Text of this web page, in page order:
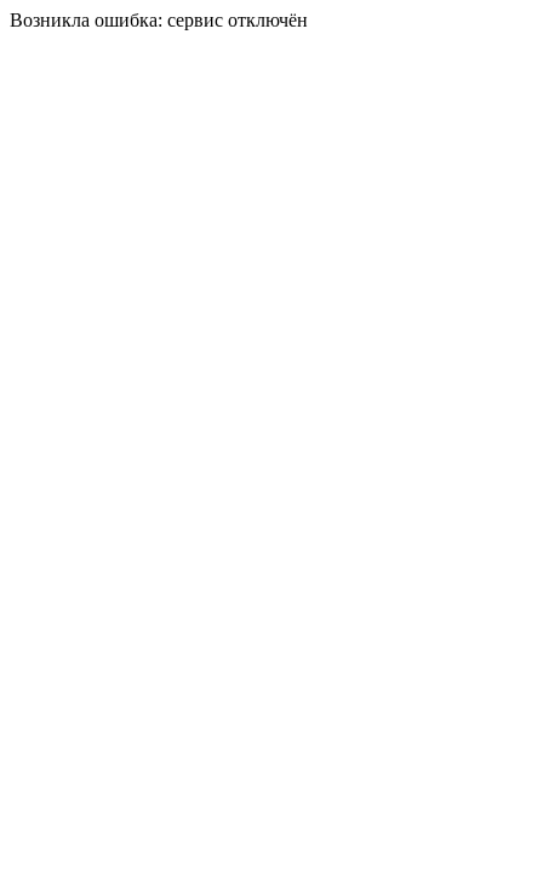
Возникла ошибка: сервис отключён